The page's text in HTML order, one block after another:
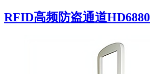
RFID高频防盗通道HD6880